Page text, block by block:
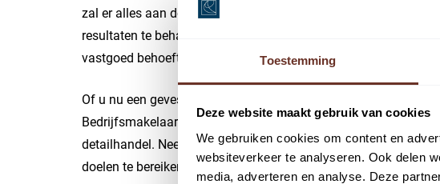
Toestemming
Deze website maakt gebruik van cookies
We gebruiken cookies om content en
websiteverkeer te analyseren. Ook delen
media, adverteren en analyse. Deze
zal er alles aan doen om de ideale plek te vinden die aan uw
resultaten te behalen en zijn betrokkenheid bij uw succes
vastgoed behoeften.
Of u nu een gevestigde retailer bent of net begint, Stephen en
Bedrijfsmakelaars zijn er om u te ondersteunen en te adviseren
detailhandel. Neem vandaag nog contact met ons op en
doelen te bereiken.